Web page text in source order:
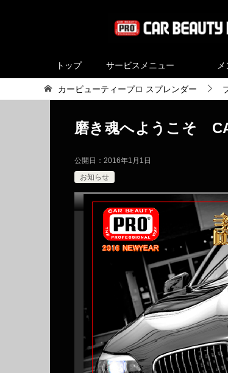
トップ サービスメニュー
カービューティープロ スプレンダー
磨き魂へようこそ
公開日： 2016年1月1日
お知らせ